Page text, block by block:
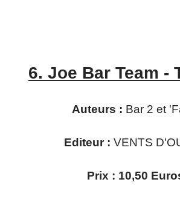
6. Joe Bar Team -
Auteurs : Bar 2 et
Editeur : VENTS
Prix : 10,50